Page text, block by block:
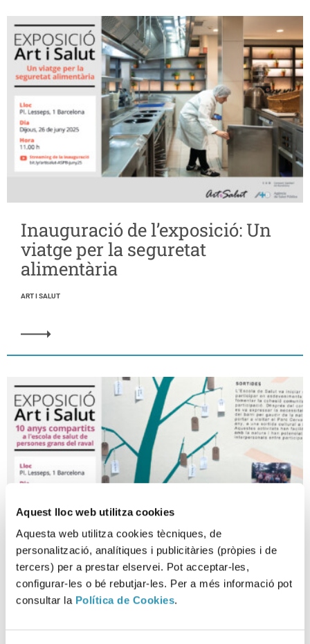
Aquest lloc web utilitza cookies
Aquesta web utilitza cookies tècniques, de
personalització, analítiques i publicitàries (pròpies i de
tercers) per a prestar elservei. Pot acceptar-les,
configurar-les o bé rebutjar-les. Per a més informació pot
consultar la Política de Cookies.
Inauguració de l’exposició: Un
viatge per la seguretat
alimentària
ART I SALUT
Inauguració de l’exposició: 10
anys compartits a l’Escola de
Salut de Persones Grans del